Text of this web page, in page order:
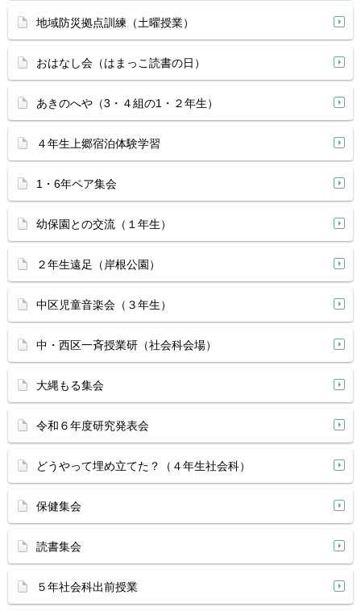
地域防災拠点訓練（土曜授業）
おはなし会（はまっこ読書の日）
あきのへや（3・４組の1・２年生）
４年生上郷宿泊体験学習
1・6年ペア集会
幼保園との交流（１年生）
２年生遠足（岸根公園）
中区児童音楽会（３年生）
中・西区一斉授業研（社会科会場）
大縄もる集会
令和６年度研究発表会
どうやって埋め立てた？（４年生社会科）
保健集会
読書集会
５年社会科出前授業